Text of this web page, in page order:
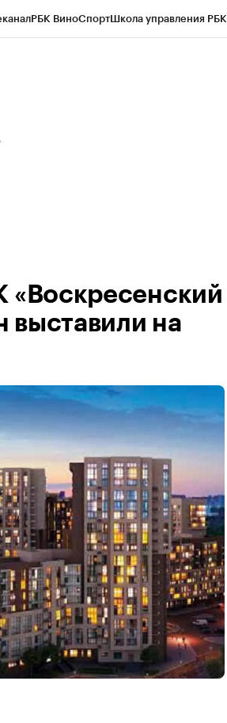
РБК ВиноСпортШкола управления РБК
«Воскресенский
выставили на